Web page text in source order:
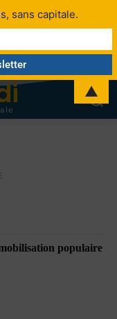
populaire
sans capitale.
▲